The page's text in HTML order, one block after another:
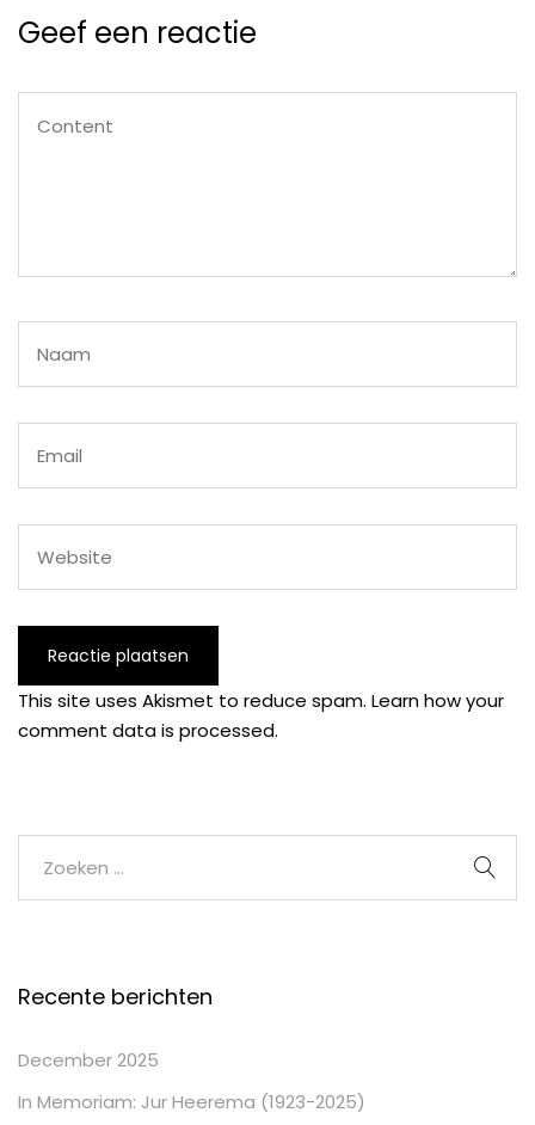
Geef een reactie
This site uses Akismet to reduce spam. Learn how your
comment data is processed.
Recente berichten
December 2025
In Memoriam: Jur Heerema (1923-2025)